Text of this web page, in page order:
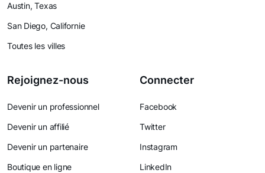
Austin, Texas
San Diego, Californie
Toutes les villes
Rejoignez-nous
Devenir un professionnel
Devenir un affilié
Devenir un partenaire
Boutique en ligne
Connecter
Facebook
Twitter
Instagram
LinkedIn